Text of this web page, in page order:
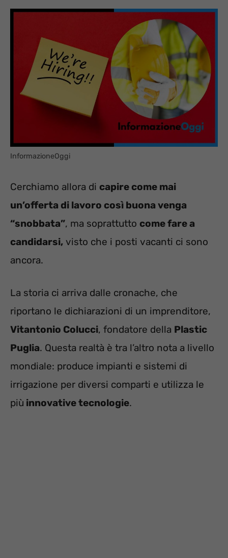
InformazioneOggi
Cerchiamo allora di capire come mai
un’offerta di lavoro così buona venga
“snobbata”, ma soprattutto come fare a
candidarsi, visto che i posti vacanti ci sono
ancora.
La storia ci arriva dalle cronache, che
riportano le dichiarazioni di un imprenditore,
Vitantonio Colucci, fondatore della Plastic
Puglia. Questa realtà è tra l’altro nota a livello
mondiale: produce impianti e sistemi di
irrigazione per diversi comparti e utilizza le
più innovative tecnologie.